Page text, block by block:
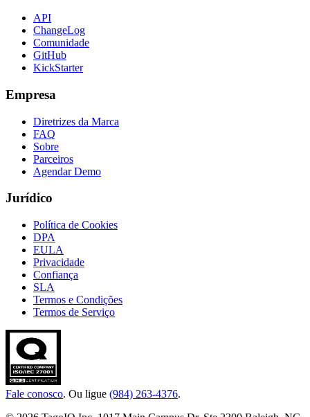
API
ChangeLog
Comunidade
GitHub
KickStarter
Empresa
Diretrizes da Marca
FAQ
Sobre
Parceiros
Agendar Demo
Jurídico
Política de Cookies
DPA
EULA
Privacidade
Confiança
SLA
Termos e Condições
Termos de Serviço
Fale conosco. Ou ligue (984) 263-4376.